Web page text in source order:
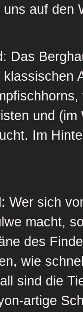
uns auf den
Das
klassischen
und (im
Im
Wer sich
macht,
des
wie
sind die
artige